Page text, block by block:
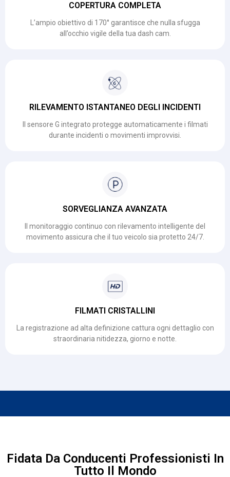
COPERTURA COMPLETA
L’ampio obiettivo di 170° garantisce che nulla sfugga
all’occhio vigile della tua dash cam.
RILEVAMENTO ISTANTANEO DEGLI INCIDENTI
Il sensore G integrato protegge automaticamente i filmati
durante incidenti o movimenti improvvisi.
SORVEGLIANZA AVANZATA
Il monitoraggio continuo con rilevamento intelligente del
movimento assicura che il tuo veicolo sia protetto 24/7.
FILMATI CRISTALLINI
La registrazione ad alta definizione cattura ogni dettaglio con
straordinaria nitidezza, giorno e notte.
Fidata Da Conducenti Professionisti In
Tutto Il Mondo